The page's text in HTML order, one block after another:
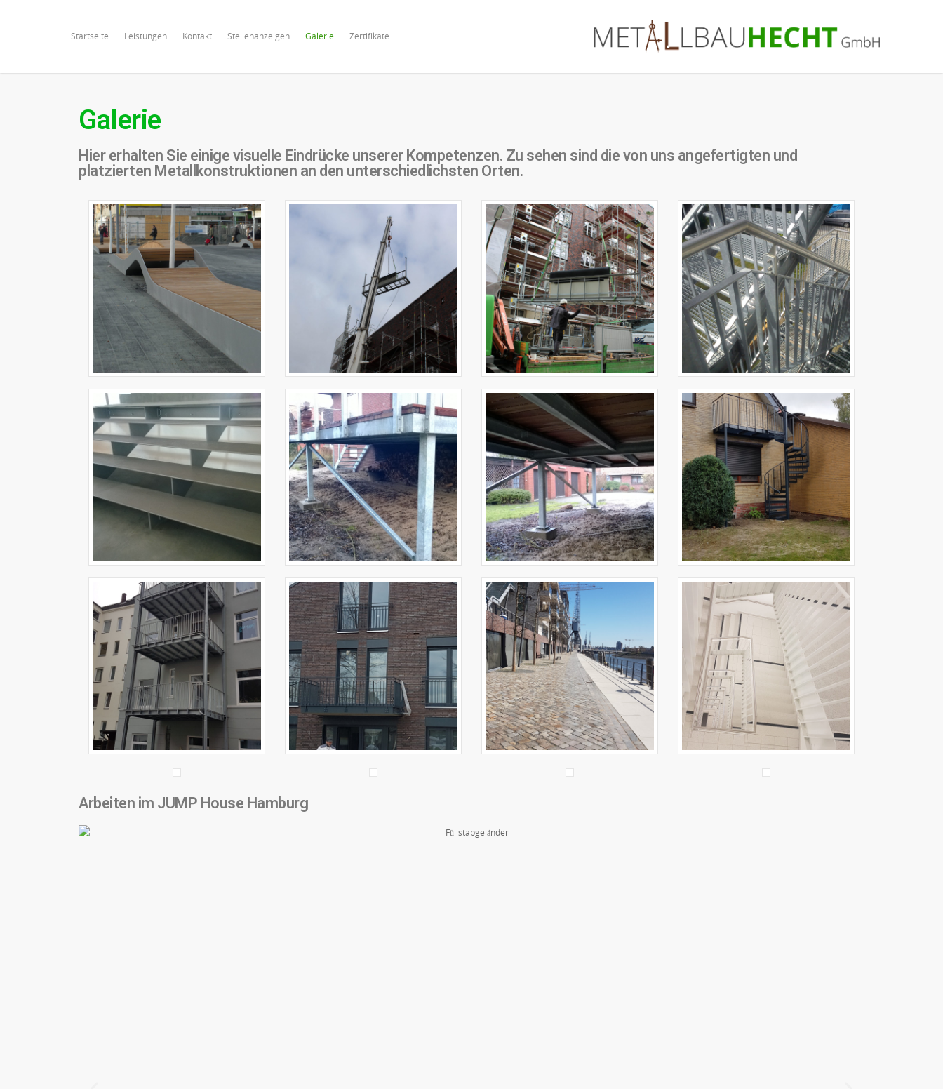
Startseite Leistungen Kontakt Stellenanzeigen Galerie Zertifikate
Galerie
Hier erhalten Sie einige visuelle Eindrücke unserer Kompetenzen. Zu sehen sind die von uns angefertigten und
platzierten Metallkonstruktionen an den unterschiedlichsten Orten.
Arbeiten im JUMP House Hamburg